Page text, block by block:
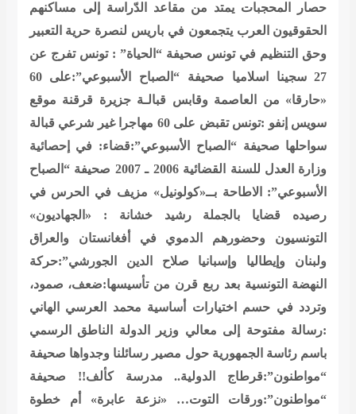
حصار المحجبات يمتد من مقاعد الدّراسة إلى مساكنهم
الحقوقيون العرب يتجمعون في باريس لنصرة حرية التعبير
وحق التنظيم في تونس صحيفة “الحياة” : تونس تفرج عن
27 سجينا اسلاميا
صحيفة “الصباح الأسبوعي”:على 60
«حارقا» من العاصمة وقابس قبالـة جزيرة قرقنة موقع
سويس إنفو :تونس تقبض على 60 مهاجرا غير شرعي قبالة
سواحلها صحيفة “الصباح الأسبوعي”:قضاء: في إحصائية
وزارة العدل للسنة القضائية 2006 ـ 2007
صحيفة “الصباح
الأسبوعي”: الاطاحة بــ«كولونيل» مزيف في الحرس في
رصيده قضايا بالجملة رشيد خشانة : «الجهاديون»
التونسيون وحضورهم الدموي في أفغانستان والعراق
ولبنان وإيطاليا وإسبانيا صلاح الدين الجورشي”:حركة
النهضة التونسية بعد ربع قرن من تأسيسها:ضعف، صمود،
وتردد في حسم اختيارات أساسية محمد العرسي الهاني
:رسالة مفتوحة إلى معالي وزير الدولة الناطق الرسمي
باسم رئاسة الجمهورية حول مصير رسائلنا وجدواها صحيفة
“مواطنون”:قرطاج الدولية.. مدرسة كألف!! صحيفة
“مواطنون”:ورقات التوت… «نزعة عابرة» أم خطوة